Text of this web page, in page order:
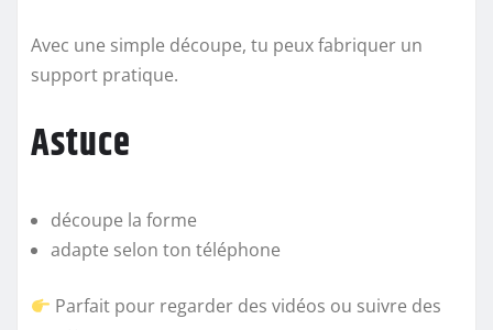
Avec une simple découpe, tu peux fabriquer un
support pratique.
Astuce
découpe la forme
adapte selon ton téléphone
Parfait pour regarder des vidéos ou suivre des